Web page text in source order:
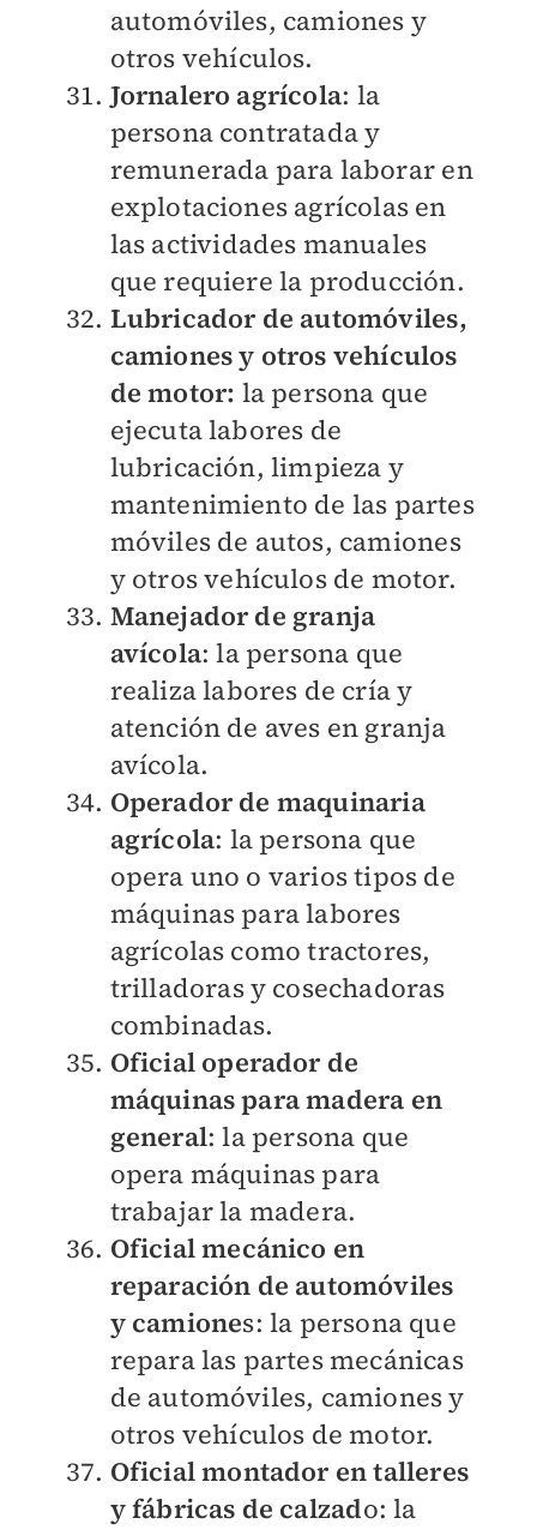
automóviles, camiones y
otros vehículos.
Jornalero agrícola: la
persona contratada y
remunerada para laborar en
explotaciones agrícolas en
las actividades manuales
que requiere la producción.
Lubricador de automóviles,
camiones y otros vehículos
de motor: la persona que
ejecuta labores de
lubricación, limpieza y
mantenimiento de las partes
móviles de autos, camiones
y otros vehículos de motor.
Manejador de granja
avícola: la persona que
realiza labores de cría y
atención de aves en granja
avícola.
Operador de maquinaria
agrícola: la persona que
opera uno o varios tipos de
máquinas para labores
agrícolas como tractores,
trilladoras y cosechadoras
combinadas.
Oficial operador de
máquinas para madera en
general: la persona que
opera máquinas para
trabajar la madera.
Oficial mecánico en
reparación de automóviles
y camiones: la persona que
repara las partes mecánicas
de automóviles, camiones y
otros vehículos de motor.
Oficial montador en talleres
y fábricas de calzado: la